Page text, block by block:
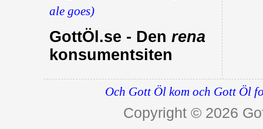
ale goes)
GottÖl.se - Den rena
konsumentsiten
Och Gott Öl kom och Gott Öl
Copyright © 2026